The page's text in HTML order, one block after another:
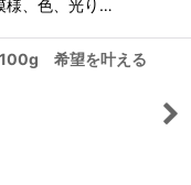
様、色、光り…
100g 希望を叶える